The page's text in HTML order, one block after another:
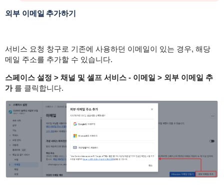
외부 이메일 추가하기
서비스 요청 창구로 기존에 사용하던 이메일이 있는 경우, 해당
메일 주소를 추가할 수 있습니다.
스페이스 설정 > 채널 및 셀프 서비스 - 이메일 > 외부 이메일 추
가를 클릭합니다.